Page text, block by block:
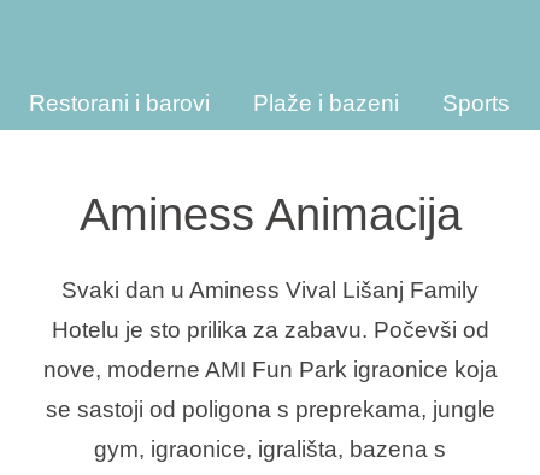
Brandovi
Blogovi
Restorani i barovi Plaže i bazeni
Aminess Animacija
Svaki dan u Aminess Vival Lišanj Family
Hotelu je sto prilika za zabavu. Počevši od
nove, moderne AMI Fun Park igraonice koja
se sastoji od poligona s preprekama, jungle
gym, igraonice, igrališta, bazena s